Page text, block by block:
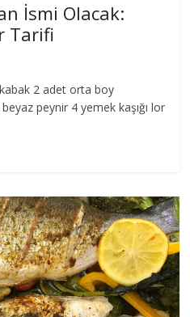
İsmi Olacak:
Tarifi
2 adet orta boy
peynir 4 yemek kaşığı lor